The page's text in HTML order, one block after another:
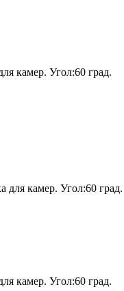
камер. Угол:60 град.
камер. Угол:60 град.